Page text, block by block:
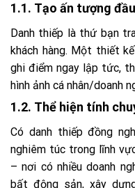
1.1. Tạo ấn tượng
Danh thiếp là thứ bạn
khách hàng. Một thiết
ghi điểm ngay lập tức,
hình ảnh cá nhân/doanh
1.2. Thể hiện tính
Có danh thiếp đồng
nghiêm túc trong lĩnh
– nơi có nhiều doanh
bất động sản, xây